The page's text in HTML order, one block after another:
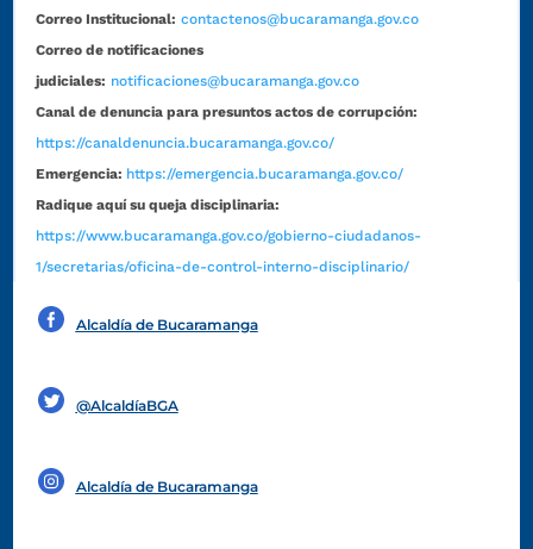
Correo Institucional: contactenos@bucaramanga.gov.co
Correo de notificaciones
judiciales: notificaciones@bucaramanga.gov.co
Canal de denuncia para presuntos actos de corrupción:
https://canaldenuncia.bucaramanga.gov.co/
Emergencia: https://emergencia.bucaramanga.gov.co/
Radique aquí su queja disciplinaria:
https://www.bucaramanga.gov.co/gobierno-ciudadanos-
1/secretarias/oficina-de-control-interno-disciplinario/
Alcaldía de Bucaramanga
@AlcaldíaBGA
Alcaldía de Bucaramanga